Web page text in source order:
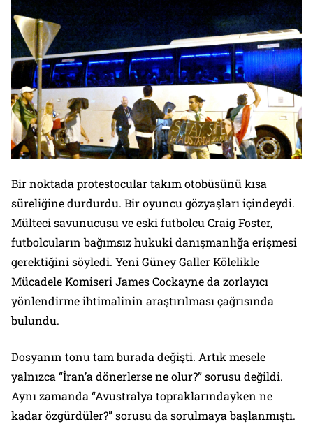
Bir noktada protestocular takım otobüsünü kısa
süreliğine durdurdu. Bir oyuncu gözyaşları içindeydi.
Mülteci savunucusu ve eski futbolcu Craig Foster,
futbolcuların bağımsız hukuki danışmanlığa erişmesi
gerektiğini söyledi. Yeni Güney Galler Kölelikle
Mücadele Komiseri James Cockayne da zorlayıcı
yönlendirme ihtimalinin araştırılması çağrısında
bulundu.
Dosyanın tonu tam burada değişti. Artık mesele
yalnızca “İran’a dönerlerse ne olur?” sorusu değildi.
Aynı zamanda “Avustralya topraklarındayken ne
kadar özgürdüler?” sorusu da sorulmaya başlanmıştı.